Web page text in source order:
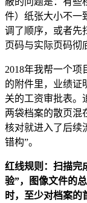
件）纸张大小不一
调了顺序，或者先
页码与实际页码彻
2018年我帮一个
的附件里，业绩证
关的工资审批表。
两袋档案的散页混
核对就进入了后续
错构”。
红线规则：扫描完
验”，图像文件的
时，至少对档案的